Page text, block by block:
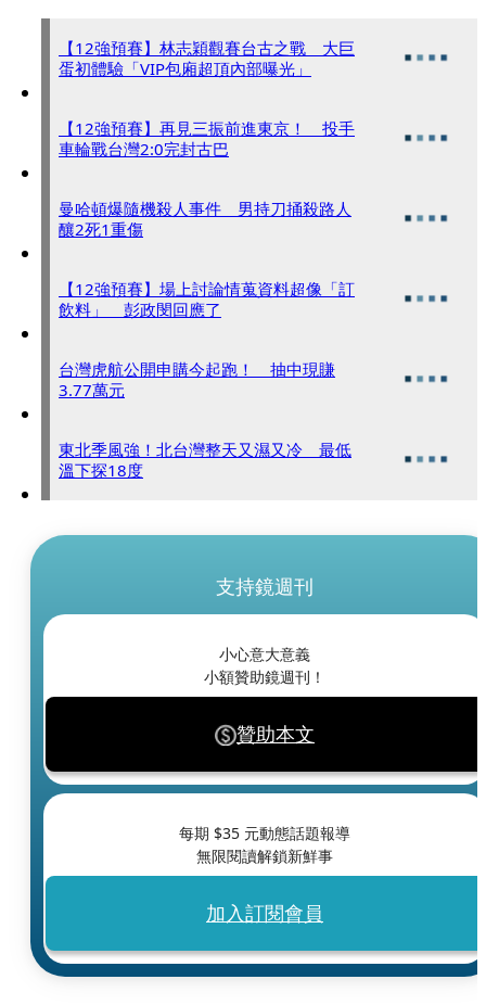
【12強預賽】林志穎觀賽台古之戰 大巨
蛋初體驗「VIP包廂超頂內部曝光」
【12強預賽】再見三振前進東京！ 投手
車輪戰台灣2:0完封古巴
曼哈頓爆隨機殺人事件 男持刀捅殺路人
釀2死1重傷
【12強預賽】場上討論情蒐資料超像「訂
飲料」 彭政閔回應了
台灣虎航公開申購今起跑！ 抽中現賺
3.77萬元
東北季風強！北台灣整天又濕又冷 最低
溫下探18度
支持鏡週刊
小心意大意義
小額贊助鏡週刊！
贊助本文
每期 $35 元動態話題報導
無限閱讀解鎖新鮮事
加入訂閱會員